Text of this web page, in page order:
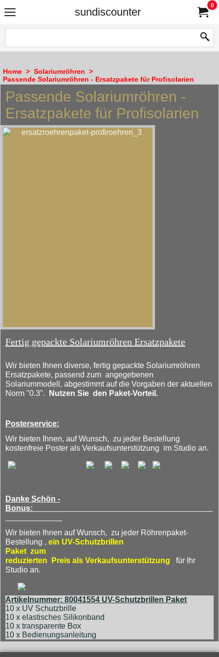
sundiscounter
0
Home > Solariumröhren >
Passende Solariumröhren - Ersatzpakete für Profisolarien
Passende Solariumröhren -
Ersatzpakete für Profisolarien
Fertig gepackte Solariumröhren Ersatzpakete
Wir bieten Ihnen diverse, fertig gepackte Solariumröhren
Ersatzpakete, passend zum angegebenen
Solariummodell, abgestimmt auf die Vorgaben der aktuellen
Norm "0.3".
Nutzen Sie den Paket-Vorteil.
Posterservice:
Wir bieten Ihnen, auf Wunsch, zu jeder Bestellung
kostenfreie Poster als Verkaufsunterstützung im Studio an.
Danke Schön -
Bonus:
Wir bieten Ihnen auf Wunsch, zu jeder Röhrenpaket-
Bestellung , ein UV-Schutzbrillen
Paket zum
reduzierten Preis als Verkaufsunterstützung für Ihr
Studio an.
Artikelnummer: 80041554 UV-Schutzbrillen Paket
10 x UV Schutzbrille
10 x elastisches Silikonband
10 x transparente Box
10 x Bedienungsanleitung